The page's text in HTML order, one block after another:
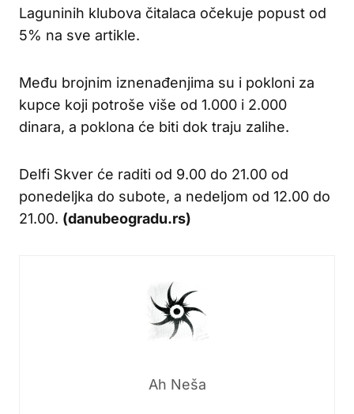
Laguninih klubova čitalaca očekuje popust od
5% na sve artikle.
Među brojnim iznenađenjima su i pokloni za
kupce koji potroše više od 1.000 i 2.000
dinara, a poklona će biti dok traju zalihe.
Delfi Skver će raditi od 9.00 do 21.00 od
ponedeljka do subote, a nedeljom od 12.00 do
21.00. (danubeogradu.rs)
Ah Neša